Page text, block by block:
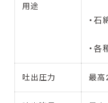
用途
・
・各
吐出圧力 最高